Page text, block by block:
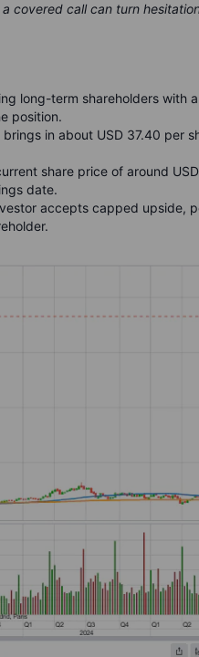
covered call can turn
long-term shareholders with
position.
in about USD 37.40 per
share price of around
date.
accepts capped upside,